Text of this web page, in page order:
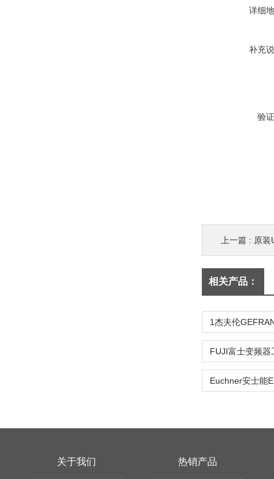
详细
补充
验
上一篇 : 原装
相关产品：
关于我们 热销产品